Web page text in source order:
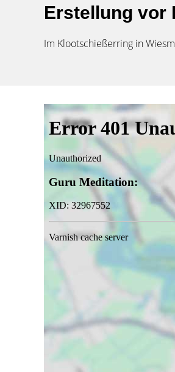
Erstellung vor
Im Klootschießerring in